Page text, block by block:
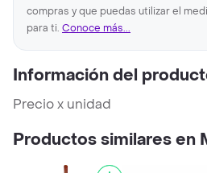
compras y que puedas utilizar el
para ti. Conoce más...
Información del
Precio x unidad
Productos similares en